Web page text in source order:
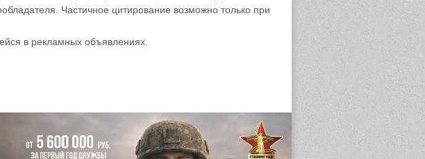
Частичное цитирование возможно только при
в рекламных объявлениях.